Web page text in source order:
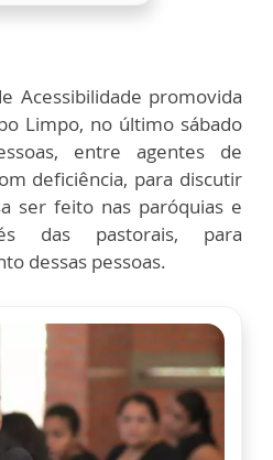
Acessibilidade promovida
Limpo, no último sábado
entre agentes de
deficiência, para discutir
ser feito nas paróquias e
das pastorais, para
dessas pessoas.